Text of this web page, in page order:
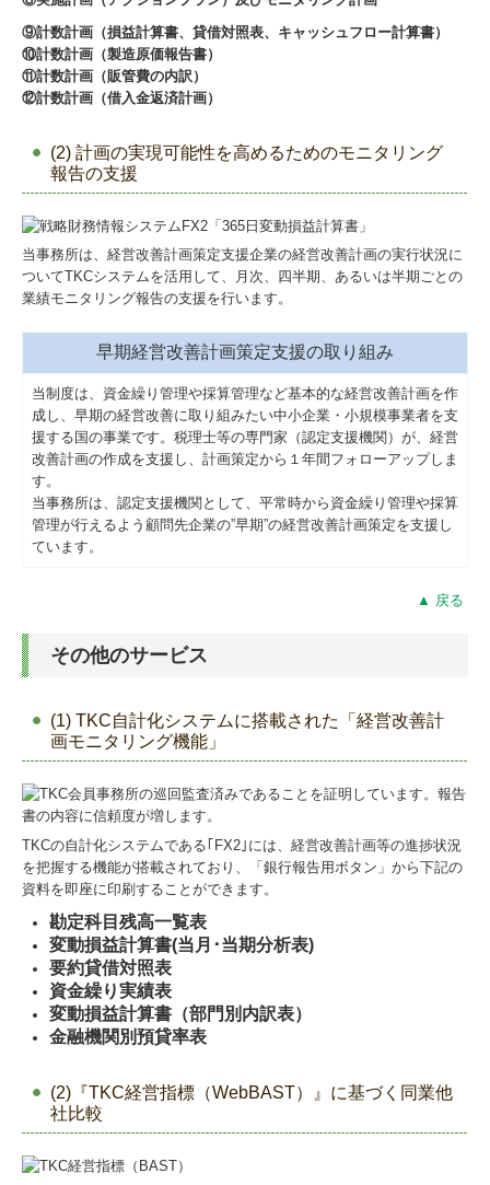
⑨計数計画（損益計算書、貸借対照表、キャッシュフロー計算書）
⑩計数計画（製造原価報告書）
⑪計数計画（販管費の内訳）
⑫計数計画（借入金返済計画）
(2) 計画の実現可能性を高めるためのモニタリング
報告の支援
当事務所は、経営改善計画策定支援企業の経営改善計画の実行状況に
ついてTKCシステムを活用して、月次、四半期、あるいは半期ごとの
業績モニタリング報告の支援を行います。
早期経営改善計画策定支援の取り組み
当制度は、資金繰り管理や採算管理など基本的な経営改善計画を作
成し、早期の経営改善に取り組みたい中小企業・小規模事業者を支
援する国の事業です。税理士等の専門家（認定支援機関）が、経営
改善計画の作成を支援し、計画策定から１年間フォローアップしま
す。
当事務所は、認定支援機関として、平常時から資金繰り管理や採算
管理が行えるよう顧問先企業の”早期”の経営改善計画策定を支援し
ています。
▲ 戻る
その他のサービス
(1) TKC自計化システムに搭載された「経営改善計
画モニタリング機能」
TKCの自計化システムである｢FX2｣には、経営改善計画等の進捗状況
を把握する機能が搭載されており、「銀行報告用ボタン」から下記の
資料を即座に印刷することができます。
勘定科目残高一覧表
変動損益計算書(当月･当期分析表)
要約貸借対照表
資金繰り実績表
変動損益計算書（部門別内訳表）
金融機関別預貸率表
(2)『TKC経営指標（WebBAST）』に基づく同業他
社比較